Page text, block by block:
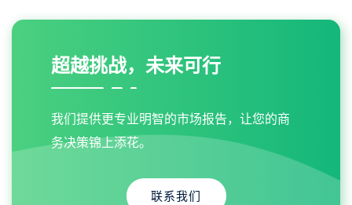
超越挑战，未来可行
我们提供更专业明智的市场报告，让您的商
务决策锦上添花。
联系我们